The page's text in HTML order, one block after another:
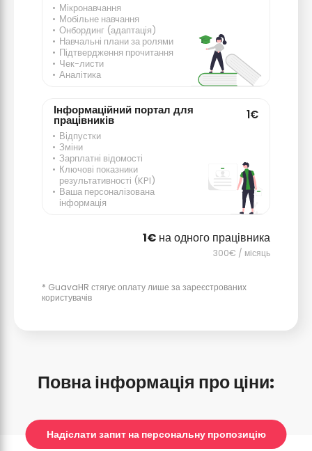
Мікронавчання
Мобільне навчання
Онбординг (адаптація)
Навчальні плани за ролями
Підтвердження прочитання
Чек-листи
Аналітика
Інформаційний портал для
працівників 1€
Відпустки
Зміни
Зарплатні відомості
Ключові показники
результативності (KPI)
Ваша персоналізована
інформація
* GuavaHR стягує оплату лише за зареєстрованих
користувачів
на одного працівника
/ місяць
Повна інформація про ціни:
Надіслати запит на персональну пропозицію